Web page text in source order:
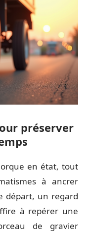
préserver
en état, tout
à ancrer
départ, un regard
à repérer une
de gravier